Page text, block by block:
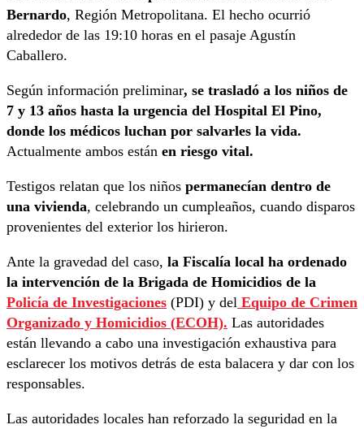
Bernardo, Región Metropolitana. El hecho ocurrió
alrededor de las 19:10 horas en el pasaje Agustín
Caballero.
Según información preliminar, se trasladó a los niños de
7 y 13 años hasta la urgencia del Hospital El Pino,
donde los médicos luchan por salvarles la vida.
Actualmente ambos están en riesgo vital.
Testigos relatan que los niños permanecían dentro de
una vivienda, celebrando un cumpleaños, cuando disparos
provenientes del exterior los hirieron.
Ante la gravedad del caso, la Fiscalía local ha ordenado
la intervención de la Brigada de Homicidios de la
Policía de Investigaciones (PDI) y del Equipo de Crimen
Organizado y Homicidios (ECOH). Las autoridades
están llevando a cabo una investigación exhaustiva para
esclarecer los motivos detrás de esta balacera y dar con los
responsables.
Las autoridades locales han reforzado la seguridad en la